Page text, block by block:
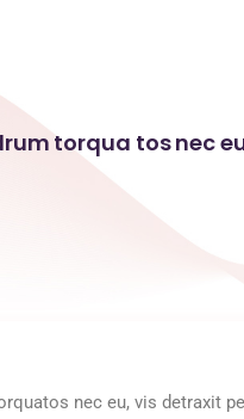
torqua tos nec
nec eu, vis detraxit